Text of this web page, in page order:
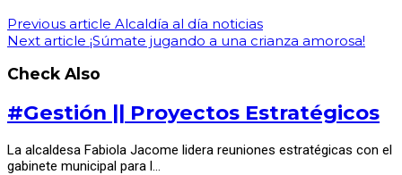
Previous article Alcaldía al día noticias
Next article ¡Súmate jugando a una crianza amorosa!
Check Also
#Gestión || Proyectos Estratégicos
La alcaldesa Fabiola Jacome lidera reuniones estratégicas con el
gabinete municipal para l…